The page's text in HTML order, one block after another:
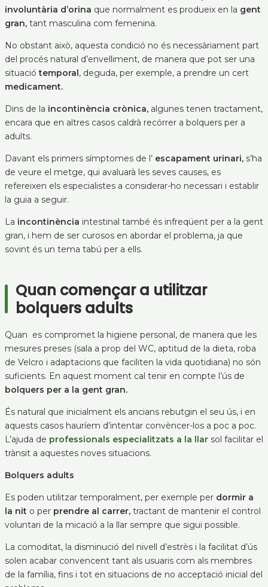
involuntària d’orina que normalment es produeix en la gent
gran, tant masculina com femenina.
No obstant això, aquesta condició no és necessàriament part
del procés natural d’envelliment, de manera que pot ser una
situaciótemporal, deguda, per exemple, a prendre un cert
medicament.
Dins de la incontinència crònica, algunes tenen tractament,
encara que en altres casos caldrà recórrer a bolquers per a
adults.
Davant els primers símptomes de l’ escapament urinari,s’ha
de veure el metge, qui avaluarà les seves causes, es
refereixen els especialistes a considerar-ho necessari i establir
la guia a seguir.
La incontinència intestinal també és infreqüent per a la gent
gran, i hem de ser curosos en abordar el problema, ja que
sovint és un tema tabú per a ells.
Quan començar a utilitzar
bolquers adults
Quan es compromet la higiene personal, de manera que les
mesures preses (sala a prop del WC, aptitud de la dieta, roba
de Velcro i adaptacions que faciliten la vida quotidiana) no són
suficients. En aquest moment cal tenir en compte l’ús de
bolquers per a la gent gran.
És natural que inicialment els ancians rebutgin el seu ús, i en
aquests casos hauríem d’intentar convèncer-los a poc a poc.
L’ajuda de professionals especialitzats a la llarsol facilitar el
trànsit a aquestes noves situacions.
Bolquers adults
Es poden utilitzar temporalment, per exemple per dormir a
la nit o per prendre al carrer, tractant de mantenir el control
voluntari de la micació a la llar sempre que sigui possible.
La comoditat, la disminució del nivell d’estrès i la facilitat d’ús
solen acabar convencent tant als usuaris com als membres
de la família, fins i tot en situacions de no acceptació inicial del